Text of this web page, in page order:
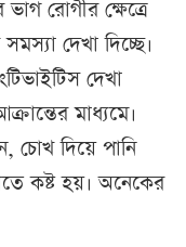
রোগীর ক্ষেত্রে
দেখা দিচ্ছে।
দেখা
মাধ্যমে।
চোখ দিয়ে পানি
কষ্ট হয়। অনেকের